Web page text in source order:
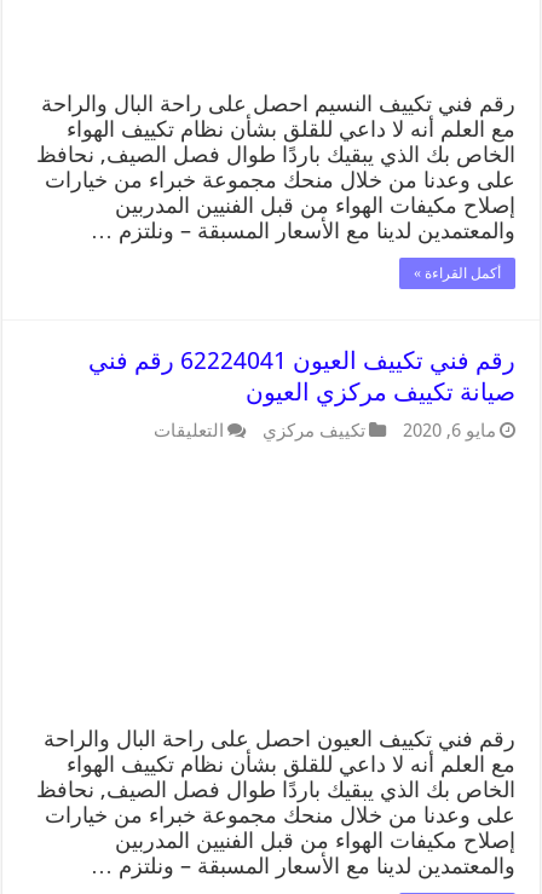
رقم فني تكييف النسيم احصل على راحة البال والراحة
مع العلم أنه لا داعي للقلق بشأن نظام تكييف الهواء
الخاص بك الذي يبقيك باردًا طوال فصل الصيف, نحافظ
على وعدنا من خلال منحك مجموعة خبراء من خيارات
إصلاح مكيفات الهواء من قبل الفنيين المدربين
والمعتمدين لدينا مع الأسعار المسبقة – ونلتزم …
أكمل القراءة »
رقم فني تكييف العيون 62224041 رقم فني
صيانة تكييف مركزي العيون
مايو 6, 2020 تكييف مركزي التعليقات
رقم فني تكييف العيون احصل على راحة البال والراحة
مع العلم أنه لا داعي للقلق بشأن نظام تكييف الهواء
الخاص بك الذي يبقيك باردًا طوال فصل الصيف, نحافظ
على وعدنا من خلال منحك مجموعة خبراء من خيارات
إصلاح مكيفات الهواء من قبل الفنيين المدربين
والمعتمدين لدينا مع الأسعار المسبقة – ونلتزم …